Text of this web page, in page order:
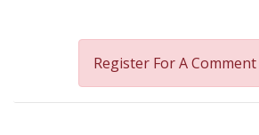
Register For A Comment